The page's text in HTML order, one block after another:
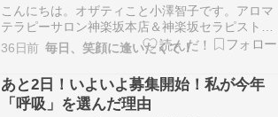
こんにちは。オザティこと小澤智子です。アロマ
テラピーサロン神楽坂本店＆神楽坂セラピスト育
成スクールの『エフェクティブタッチ』を主宰し
ています。 人気ブログランキングに参加していま
すお待たせしました本日より、今年一番の秋の大
型セミナー「感覚」を「科学」に変える5日間」
呼吸科学 ×…
36日前 毎日、笑顔に逢いたくて！
あと2日！いよいよ募集開始！私が今年
「呼吸」を選んだ理由